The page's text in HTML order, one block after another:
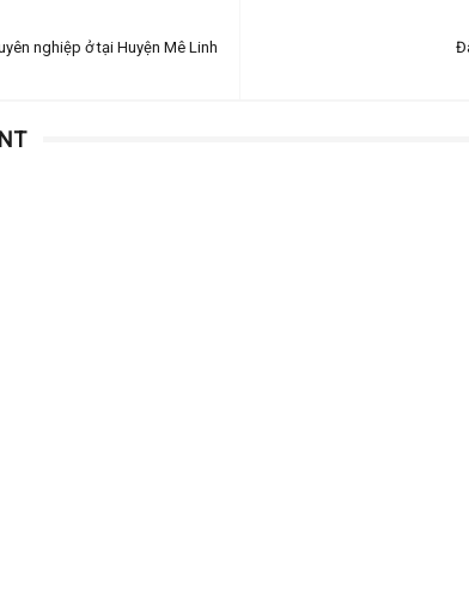
nghiệp ở tại Huyện Mê Linh